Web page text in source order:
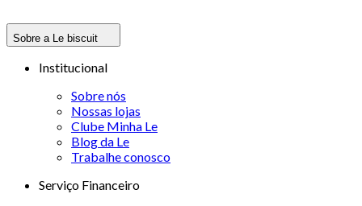
Sobre a Le biscuit
Institucional
Sobre nós
Nossas lojas
Clube Minha Le
Blog da Le
Trabalhe conosco
Serviço Financeiro